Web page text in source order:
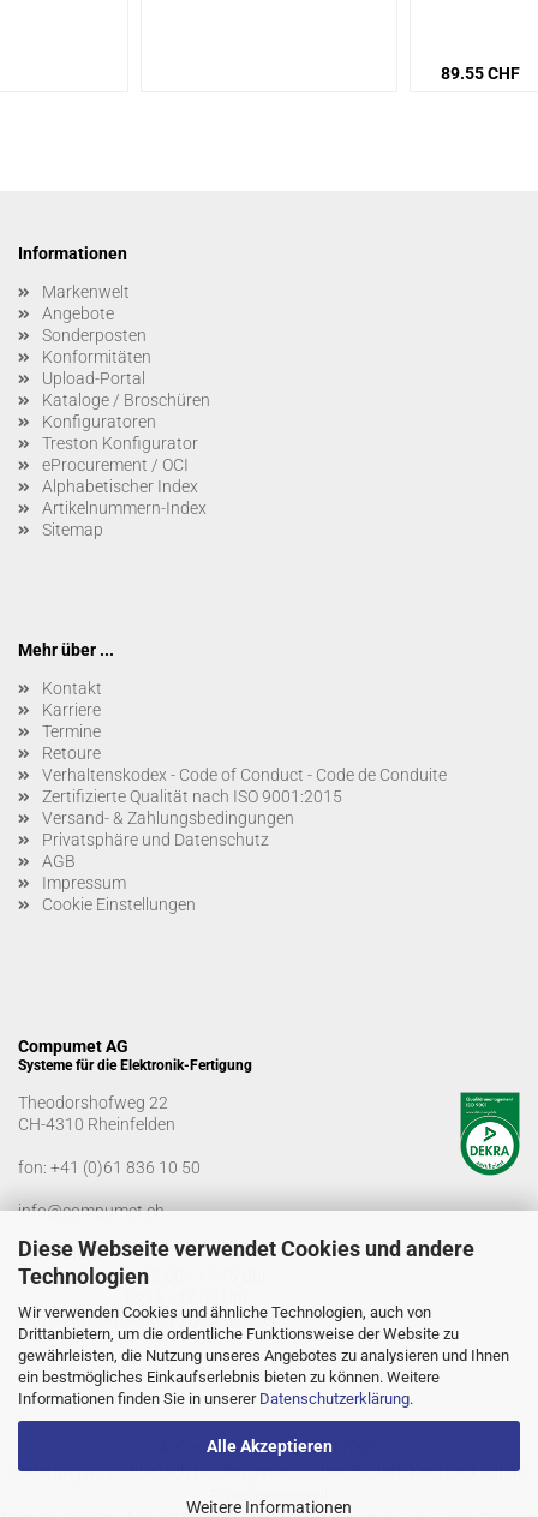
Diese Webseite verwendet Cookies und andere
Technologien
Wir verwenden Cookies und ähnliche Technologien, auch von
Drittanbietern, um die ordentliche Funktionsweise der Website zu
gewährleisten, die Nutzung unseres Angebotes zu analysieren und Ihnen
ein bestmögliches Einkaufserlebnis bieten zu können. Weitere
Informationen finden Sie in unserer Datenschutzerklärung.
Alle Akzeptieren
Weitere Informationen
89.55 CHF
Informationen
Markenwelt
Angebote
Sonderposten
Konformitäten
Upload-Portal
Kataloge / Broschüren
Konfiguratoren
Treston Konfigurator
eProcurement / OCI
Alphabetischer Index
Artikelnummern-Index
Sitemap
Mehr über ...
Kontakt
Karriere
Termine
Retoure
Verhaltenskodex - Code of Conduct - Code de Conduite
Zertifizierte Qualität nach ISO 9001:2015
Versand- & Zahlungsbedingungen
Privatsphäre und Datenschutz
AGB
Impressum
Cookie Einstellungen
Compumet AG
Systeme für die Elektronik-Fertigung
Theodorshofweg 22
CH-4310 Rheinfelden
fon: +41 (0)61 836 10 50
info@compumet.ch
Bürozeiten
Montag-Freitag: 08:00 - 11:45 Uhr
Samstag und Sonntag geschlossen
© Compumet AG 2005 - 2026
Lieferung ausschließlich für den gewerblichen Bedarf. Kein Verkauf an